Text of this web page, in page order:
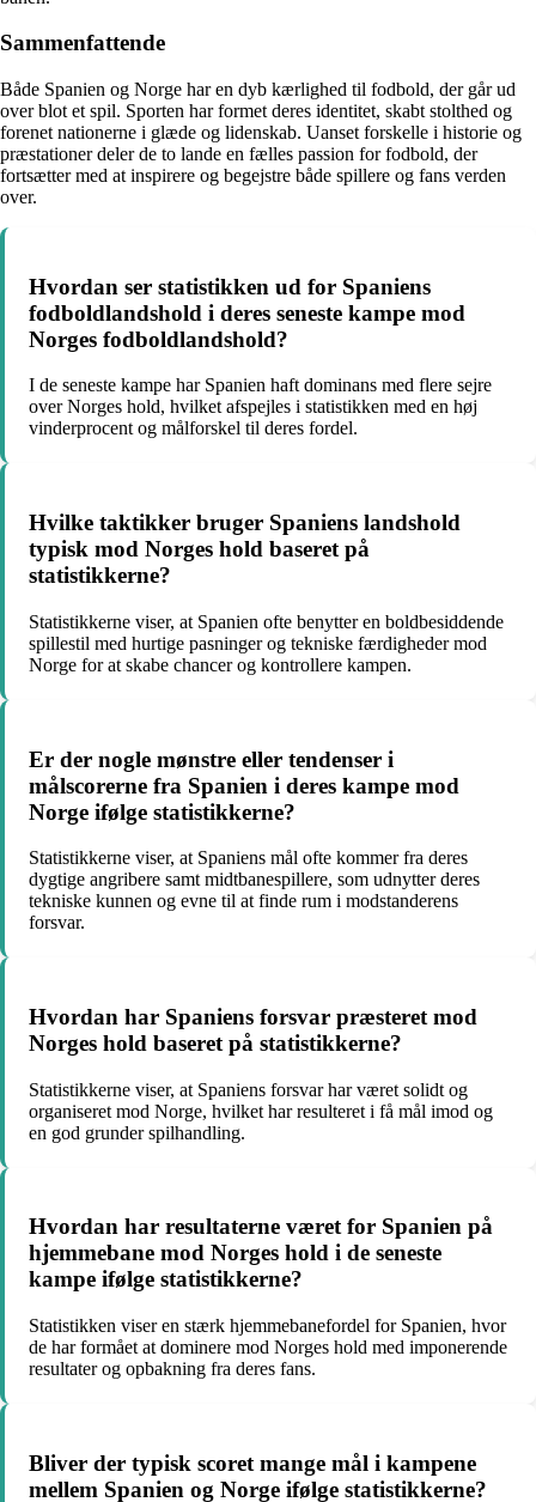
Sammenfattende
Både Spanien og Norge har en dyb kærlighed til fodbold, der går ud
over blot et spil. Sporten har formet deres identitet, skabt stolthed og
forenet nationerne i glæde og lidenskab. Uanset forskelle i historie og
præstationer deler de to lande en fælles passion for fodbold, der
fortsætter med at inspirere og begejstre både spillere og fans verden
over.
Hvordan ser statistikken ud for Spaniens
fodboldlandshold i deres seneste kampe mod
Norges fodboldlandshold?
I de seneste kampe har Spanien haft dominans med flere sejre
over Norges hold, hvilket afspejles i statistikken med en høj
vinderprocent og målforskel til deres fordel.
Hvilke taktikker bruger Spaniens landshold
typisk mod Norges hold baseret på
statistikkerne?
Statistikkerne viser, at Spanien ofte benytter en boldbesiddende
spillestil med hurtige pasninger og tekniske færdigheder mod
Norge for at skabe chancer og kontrollere kampen.
Er der nogle mønstre eller tendenser i
målscorerne fra Spanien i deres kampe mod
Norge ifølge statistikkerne?
Statistikkerne viser, at Spaniens mål ofte kommer fra deres
dygtige angribere samt midtbanespillere, som udnytter deres
tekniske kunnen og evne til at finde rum i modstanderens
forsvar.
Hvordan har Spaniens forsvar præsteret mod
Norges hold baseret på statistikkerne?
Statistikkerne viser, at Spaniens forsvar har været solidt og
organiseret mod Norge, hvilket har resulteret i få mål imod og
en god grunder spilhandling.
Hvordan har resultaterne været for Spanien på
hjemmebane mod Norges hold i de seneste
kampe ifølge statistikkerne?
Statistikken viser en stærk hjemmebanefordel for Spanien, hvor
de har formået at dominere mod Norges hold med imponerende
resultater og opbakning fra deres fans.
Bliver der typisk scoret mange mål i kampene
mellem Spanien og Norge ifølge statistikkerne?